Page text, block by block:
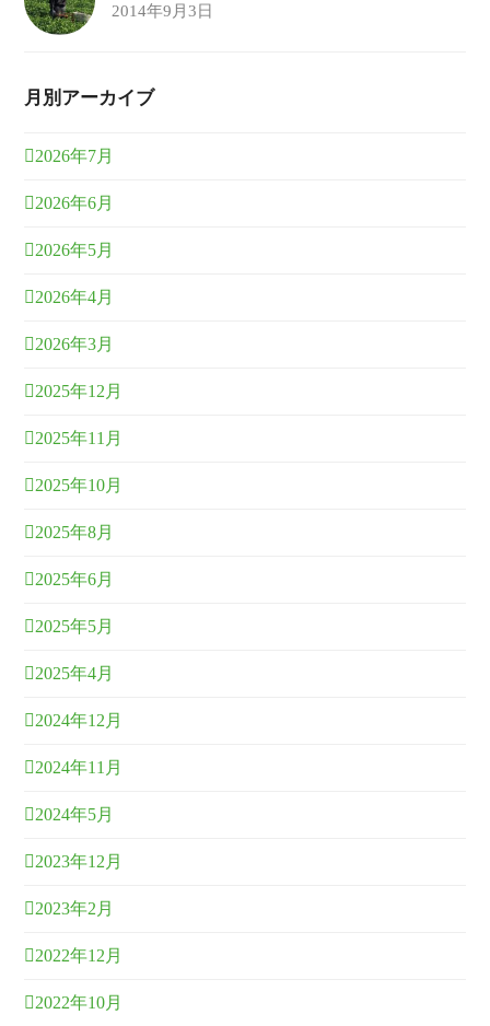
2014年9月3日
月別アーカイブ
2026年7月
2026年6月
2026年5月
2026年4月
2026年3月
2025年12月
2025年11月
2025年10月
2025年8月
2025年6月
2025年5月
2025年4月
2024年12月
2024年11月
2024年5月
2023年12月
2023年2月
2022年12月
2022年10月